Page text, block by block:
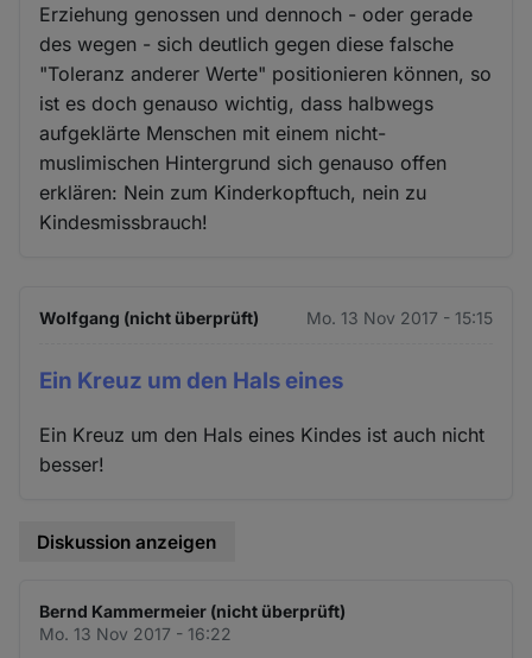
Erziehung genossen und dennoch - oder gerade
des wegen - sich deutlich gegen diese falsche
"Toleranz anderer Werte" positionieren können, so
ist es doch genauso wichtig, dass halbwegs
aufgeklärte Menschen mit einem nicht-
muslimischen Hintergrund sich genauso offen
erklären: Nein zum Kinderkopftuch, nein zu
Kindesmissbrauch!
Wolfgang (nicht überprüft) Mo. 13 Nov 2017 - 15:15
Ein Kreuz um den Hals eines
Ein Kreuz um den Hals eines Kindes ist auch nicht
besser!
Diskussion anzeigen
Bernd Kammermeier (nicht überprüft)
Mo. 13 Nov 2017 - 16:22